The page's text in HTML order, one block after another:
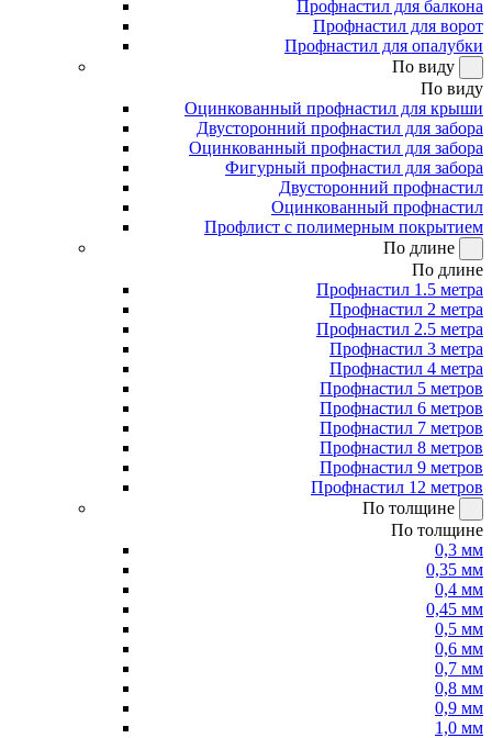
Профнастил для балкона
Профнастил для ворот
Профнастил для опалубки
По виду
По виду
Оцинкованный профнастил для крыши
Двусторонний профнастил для забора
Оцинкованный профнастил для забора
Фигурный профнастил для забора
Двусторонний профнастил
Оцинкованный профнастил
Профлист с полимерным покрытием
По длине
По длине
Профнастил 1.5 метра
Профнастил 2 метра
Профнастил 2.5 метра
Профнастил 3 метра
Профнастил 4 метра
Профнастил 5 метров
Профнастил 6 метров
Профнастил 7 метров
Профнастил 8 метров
Профнастил 9 метров
Профнастил 12 метров
По толщине
По толщине
0,3 мм
0,35 мм
0,4 мм
0,45 мм
0,5 мм
0,6 мм
0,7 мм
0,8 мм
0,9 мм
1,0 мм